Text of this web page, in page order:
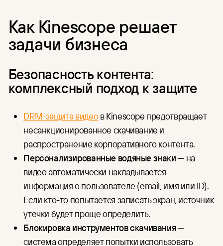
Как Kinescope решает
задачи бизнеса
Безопасность контента:
комплексный подход к защите
DRM-защита видеов Kinescope предотвращает
несанкционированное скачивание и
распространение корпоративного контента.
Персонализированные водяные знаки— на
видео автоматически накладывается
информация о пользователе (email, имя или ID).
Если кто-то попытается записать экран, источник
утечки будет проще определить.
Блокировка инструментов скачивания—
система определяет попытки использовать